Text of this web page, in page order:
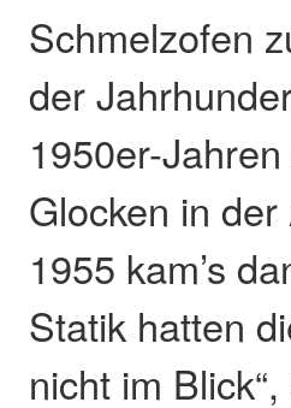
Schmelzofen
der
1950er-
Glocken in
1955 kam’s
Statik hatten
nicht im